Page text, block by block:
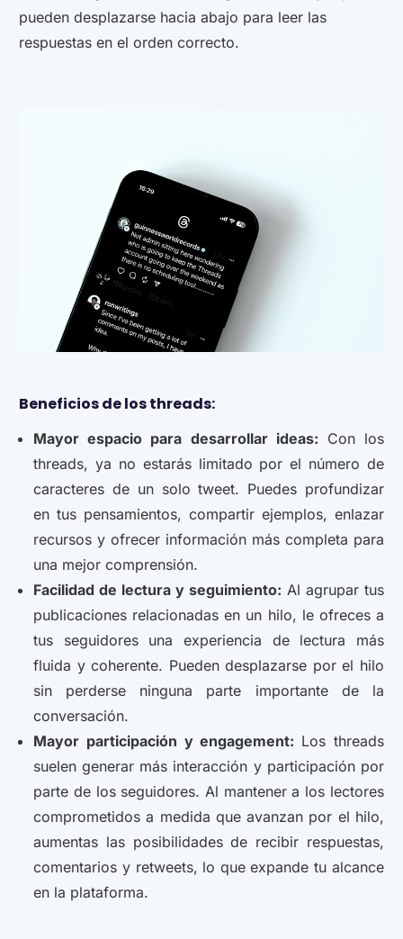
pueden desplazarse hacia abajo para leer las
respuestas en el orden correcto.
Beneficios de los threads:
Mayor espacio para desarrollar ideas: Con los
threads, ya no estarás limitado por el número de
caracteres de un solo tweet. Puedes profundizar
en tus pensamientos, compartir ejemplos, enlazar
recursos y ofrecer información más completa para
una mejor comprensión.
Facilidad de lectura y seguimiento: Al agrupar tus
publicaciones relacionadas en un hilo, le ofreces a
tus seguidores una experiencia de lectura más
fluida y coherente. Pueden desplazarse por el hilo
sin perderse ninguna parte importante de la
conversación.
Mayor participación y engagement: Los threads
suelen generar más interacción y participación por
parte de los seguidores. Al mantener a los lectores
comprometidos a medida que avanzan por el hilo,
aumentas las posibilidades de recibir respuestas,
comentarios y retweets, lo que expande tu alcance
en la plataforma.